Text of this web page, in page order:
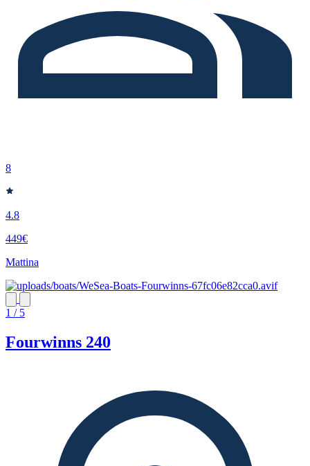
8
4.8
449€
Mattina
1 / 5
Fourwinns 240